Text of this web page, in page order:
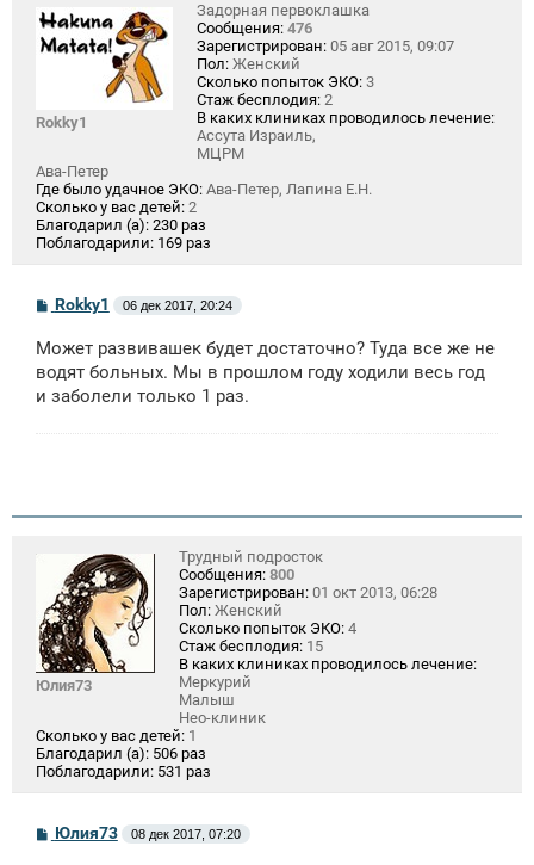
Rokky1
Задорная первоклашка
Сообщения: 476
Зарегистрирован: 05 авг 2015, 09:07
Пол: Женский
Сколько попыток ЭКО: 3
Стаж бесплодия: 2
В каких клиниках проводилось лечение:
Ассута Израиль,
МЦРМ
Ава-Петер
Где было удачное ЭКО: Ава-Петер, Лапина Е.Н.
Сколько у вас детей: 2
Благодарил (а): 230 раз
Поблагодарили: 169 раз
С
б
щ
е
н
Rokky1 06 дек 2017, 20:24
Может развивашек будет достаточно? Туда все же не
водят больных. Мы в прошлом году ходили весь год
и заболели только 1 раз.
Юлия73
Трудный подросток
Сообщения: 800
Зарегистрирован: 01 окт 2013, 06:28
Пол: Женский
Сколько попыток ЭКО: 4
Стаж бесплодия: 15
В каких клиниках проводилось лечение:
Меркурий
Малыш
Нео-клиник
Сколько у вас детей: 1
Благодарил (а): 506 раз
Поблагодарили: 531 раз
СЮлия73 08 дек 2017, 07:20